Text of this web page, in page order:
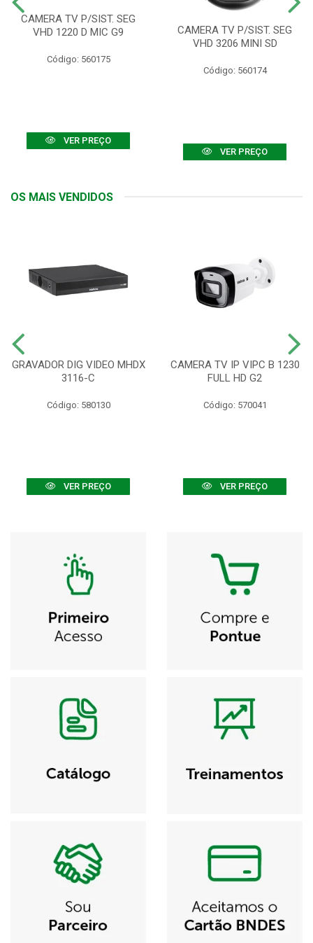
CAMERA TV P/SIST. SEG
VHD 1220 D MIC G9
Código: 560175
VER PREÇO
CAMERA TV P/SIST. SEG
VHD 3206 MINI SD
Código: 560174
VER PREÇO
OS MAIS VENDIDOS
GRAVADOR DIG VIDEO MHDX
3116-C
Código: 580130
VER PREÇO
CAMERA TV IP VIPC B 1230
FULL HD G2
Código: 570041
VER PREÇO